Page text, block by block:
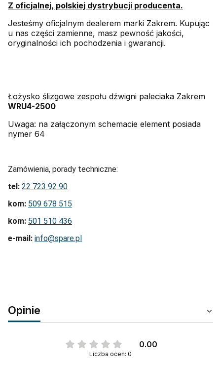
Z oficjalnej, polskiej dystrybucji producenta.
Jesteśmy oficjalnym dealerem marki Zakrem. Kupując
u nas części zamienne, masz pewność jakości,
oryginalności ich pochodzenia i gwarancji.
Łożysko ślizgowe zespołu dźwigni paleciaka Zakrem
WRU4-2500
Uwaga: na załączonym schemacie element posiada
nymer 64
Zamówienia, porady techniczne:
tel: 22 723 92 90
kom: 509 678 515
kom: 501 510 436
e-mail: info@spare.pl
Opinie
0.00
Liczba ocen: 0